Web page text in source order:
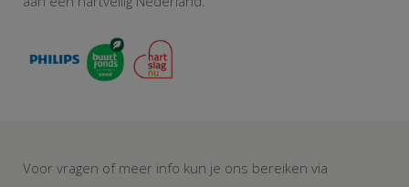
Voor vragen of meer info kun je ons bereiken via